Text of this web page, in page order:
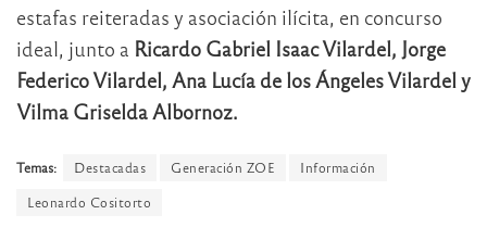
estafas reiteradas y asociación ilícita, en concurso
ideal, junto a Ricardo Gabriel Isaac Vilardel, Jorge
Federico Vilardel, Ana Lucía de los Ángeles Vilardel y
Vilma Griselda Albornoz.
Temas: Destacadas Generación ZOE
Información
Leonardo Cositorto